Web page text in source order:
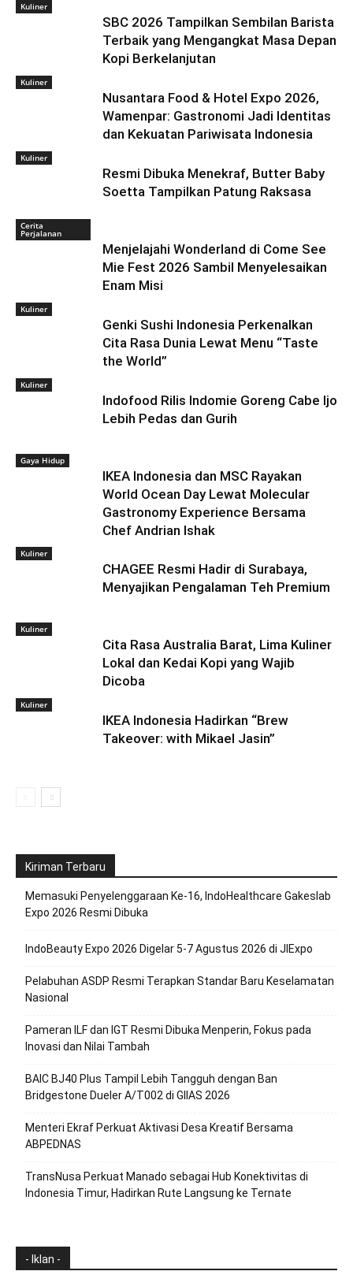
Kuliner
SBC 2026 Tampilkan Sembilan Barista
Terbaik yang Mengangkat Masa Depan
Kopi Berkelanjutan
Kuliner
Nusantara Food & Hotel Expo 2026,
Wamenpar: Gastronomi Jadi Identitas
dan Kekuatan Pariwisata Indonesia
Kuliner
Resmi Dibuka Menekraf, Butter Baby
Soetta Tampilkan Patung Raksasa
Cerita
Perjalanan
Menjelajahi Wonderland di Come See
Mie Fest 2026 Sambil Menyelesaikan
Enam Misi
Kuliner
Genki Sushi Indonesia Perkenalkan
Cita Rasa Dunia Lewat Menu “Taste
the World”
Kuliner
Indofood Rilis Indomie Goreng Cabe Ijo
Lebih Pedas dan Gurih
Gaya Hidup
IKEA Indonesia dan MSC Rayakan
World Ocean Day Lewat Molecular
Gastronomy Experience Bersama
Chef Andrian Ishak
Kuliner
CHAGEE Resmi Hadir di Surabaya,
Menyajikan Pengalaman Teh Premium
Kuliner
Cita Rasa Australia Barat, Lima Kuliner
Lokal dan Kedai Kopi yang Wajib
Dicoba
Kuliner
IKEA Indonesia Hadirkan “Brew
Takeover: with Mikael Jasin”
Kiriman Terbaru
Memasuki Penyelenggaraan Ke-16, IndoHealthcare Gakeslab
Expo 2026 Resmi Dibuka
IndoBeauty Expo 2026 Digelar 5-7 Agustus 2026 di JIExpo
Pelabuhan ASDP Resmi Terapkan Standar Baru Keselamatan
Nasional
Pameran ILF dan IGT Resmi Dibuka Menperin, Fokus pada
Inovasi dan Nilai Tambah
BAIC BJ40 Plus Tampil Lebih Tangguh dengan Ban
Bridgestone Dueler A/T002 di GIIAS 2026
Menteri Ekraf Perkuat Aktivasi Desa Kreatif Bersama
ABPEDNAS
TransNusa Perkuat Manado sebagai Hub Konektivitas di
Indonesia Timur, Hadirkan Rute Langsung ke Ternate
- Iklan -